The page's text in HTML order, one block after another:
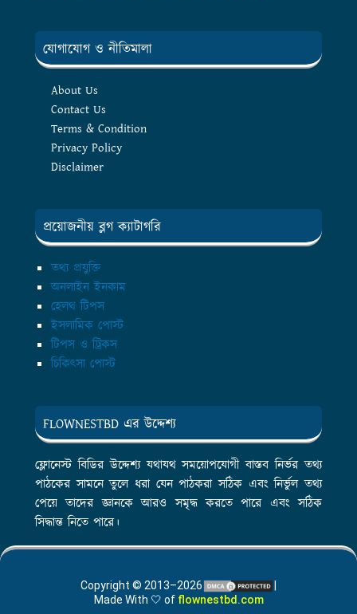
যোগাযোগ ও নীতিমালা
About Us
Contact Us
Terms & Condition
Privacy Policy
Disclaimer
প্রয়োজনীয় ব্লগ ক্যাটাগরি
তথ্য প্রযুক্তি
অনলাইন ইনকাম
হেলথ টিপস
ইসলামিক পোস্ট
টিপস ও ট্রিকস
চিকিৎসা পোস্ট
FLOWNESTBD এর উদ্দেশ্য
ফ্লোনেস্ট বিডির উদ্দেশ্য যথাযথ সময়োপযোগী বাস্তব নির্ভর তথ্য
পাঠকের সামনে তুলে ধরা যেন পাঠকরা সঠিক এবং নির্ভুল তথ্য
পেয়ে তাদের জ্ঞানকে আরও সমৃদ্ধ করতে পারে এবং সঠিক
সিদ্ধান্ত নিতে পারে।
Copyright © 2013–2026
Made With 🤍 of flownestbd.com